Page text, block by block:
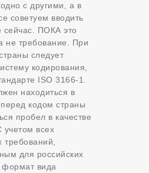
с другими, а в
советуем вводить
сейчас. ПОКА это
не требование. При
следует
кодирования,
ISO 3166-1.
находиться в
кодом страны
пробел в качестве
учетом всех
требований,
для российских
формат вида